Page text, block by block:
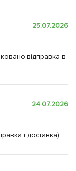
25.07.2026
в
24.07.2026
і доставка)